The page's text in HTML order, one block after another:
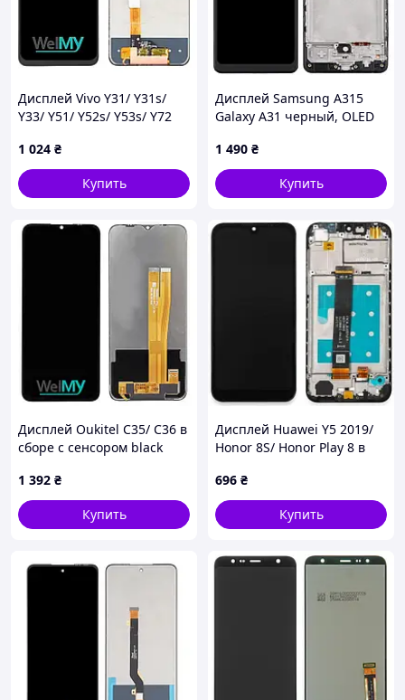
Дисплей Vivo Y31/ Y31s/
Y33/ Y51/ Y52s/ Y53s/ Y72
black (Welmy)
1 024 ₴
Купить
Дисплей Samsung A315
Galaxy A31 черный, OLED
1 490 ₴
Купить
Дисплей Oukitel C35/ C36 в
сборе с сенсором black
1 392 ₴
Купить
Дисплей Huawei Y5 2019/
Honor 8S/ Honor Play 8 в
black (rev 2.2)
696 ₴
Купить